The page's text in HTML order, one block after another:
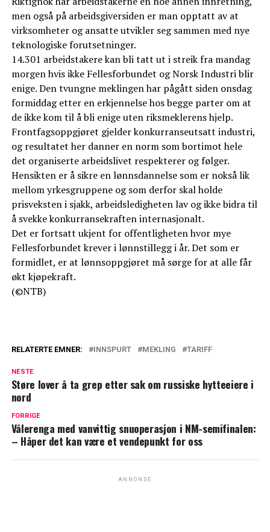
men også på arbeidsgiversiden er man opptatt av at
virksomheter og ansatte utvikler seg sammen med nye
teknologiske forutsetninger.
14.301 arbeidstakere kan bli tatt ut i streik fra mandag
morgen hvis ikke Fellesforbundet og Norsk Industri blir
enige. Den tvungne meklingen har pågått siden onsdag
formiddag etter en erkjennelse hos begge parter om at
de ikke kom til å bli enige uten riksmeklerens hjelp.
Frontfagsoppgjøret gjelder konkurranseutsatt industri,
og resultatet her danner en norm som bortimot hele
det organiserte arbeidslivet respekterer og følger.
Hensikten er å sikre en lønnsdannelse som er nokså lik
mellom yrkesgruppene og som derfor skal holde
prisveksten i sjakk, arbeidsledigheten lav og ikke bidra til
å svekke konkurransekraften internasjonalt.
Det er fortsatt ukjent for offentligheten hvor mye
Fellesforbundet krever i lønnstillegg i år. Det som er
formidlet, er at lønnsoppgjøret må sørge for at alle får
økt kjøpekraft.
(©NTB)
RELATERTE EMNER: INNSPURT MEKLING TARIFF
NESTE
Støre lover å ta grep etter sak om russiske hytteeiere i
nord
FORRIGE
Vålerenga med vanvittig snuoperasjon i NM-semifinalen:
– Håper det kan være et vendepunkt for oss
ANNONSE